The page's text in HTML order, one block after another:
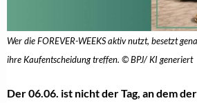
Wer die FOREVER-WEEKS aktiv nutzt, besetzt
ihre Kaufentscheidung treffen. © BPJ/ KI generiert
Der 06.06. ist nicht der Tag, an dem